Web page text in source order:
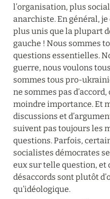
l’organisation, plus
anarchiste. En général,
plus unis que la plupart
gauche ! Nous sommes
questions essentielles.
guerre, nous voulons
sommes tous pro-
ne sommes pas
moindre importance. Et
discussions et
suivent pas toujours les
questions. Parfois,
socialistes démocrates
eux sur telle question, et
désaccords sont plutôt
qu’idéologique.